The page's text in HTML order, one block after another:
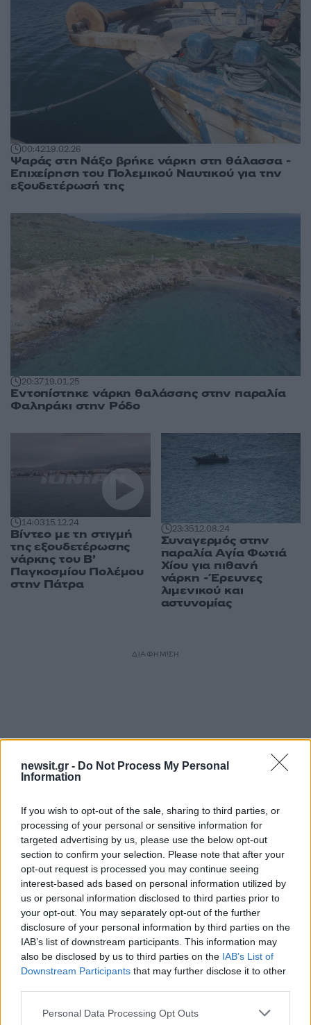
newsit.gr - Do Not Process My Personal
Information
If you wish to opt-out of the sale, sharing to third parties, or
processing of your personal or sensitive information for
targeted advertising by us, please use the below opt-out
section to confirm your selection. Please note that after your
opt-out request is processed you may continue seeing
interest-based ads based on personal information utilized by
us or personal information disclosed to third parties prior to
your opt-out. You may separately opt-out of the further
disclosure of your personal information by third parties on the
IAB’s list of downstream participants. This information may
also be disclosed by us to third parties on the IAB’s List of
Downstream Participants that may further disclose it to other
Please note that this website/app uses one or more Google
Personal Data Processing Opt Outs
00:4219.02.26
Ψαράς στη Νάξο βρήκε νάρκη στη θάλασσα -
Επιχείρηση του Πολεμικού Ναυτικού για την
εξουδετέρωσή της
20:3719.01.25
Εντοπίστηκε νάρκη θαλάσσης στην παραλία
Φαληράκι στην Ρόδο
14:0315.12.24
Βίντεο με τη στιγμή
της εξουδετέρωσης
νάρκης του Β’
Παγκοσμίου Πολέμου
στην Πάτρα
23:3512.08.24
Συναγερμός στην
παραλία Αγία Φωτιά
Χίου για πιθανή
νάρκη - Έρευνες
λιμενικού και
αστυνομίας
ΔΙΑΦΗΜΙΣΗ